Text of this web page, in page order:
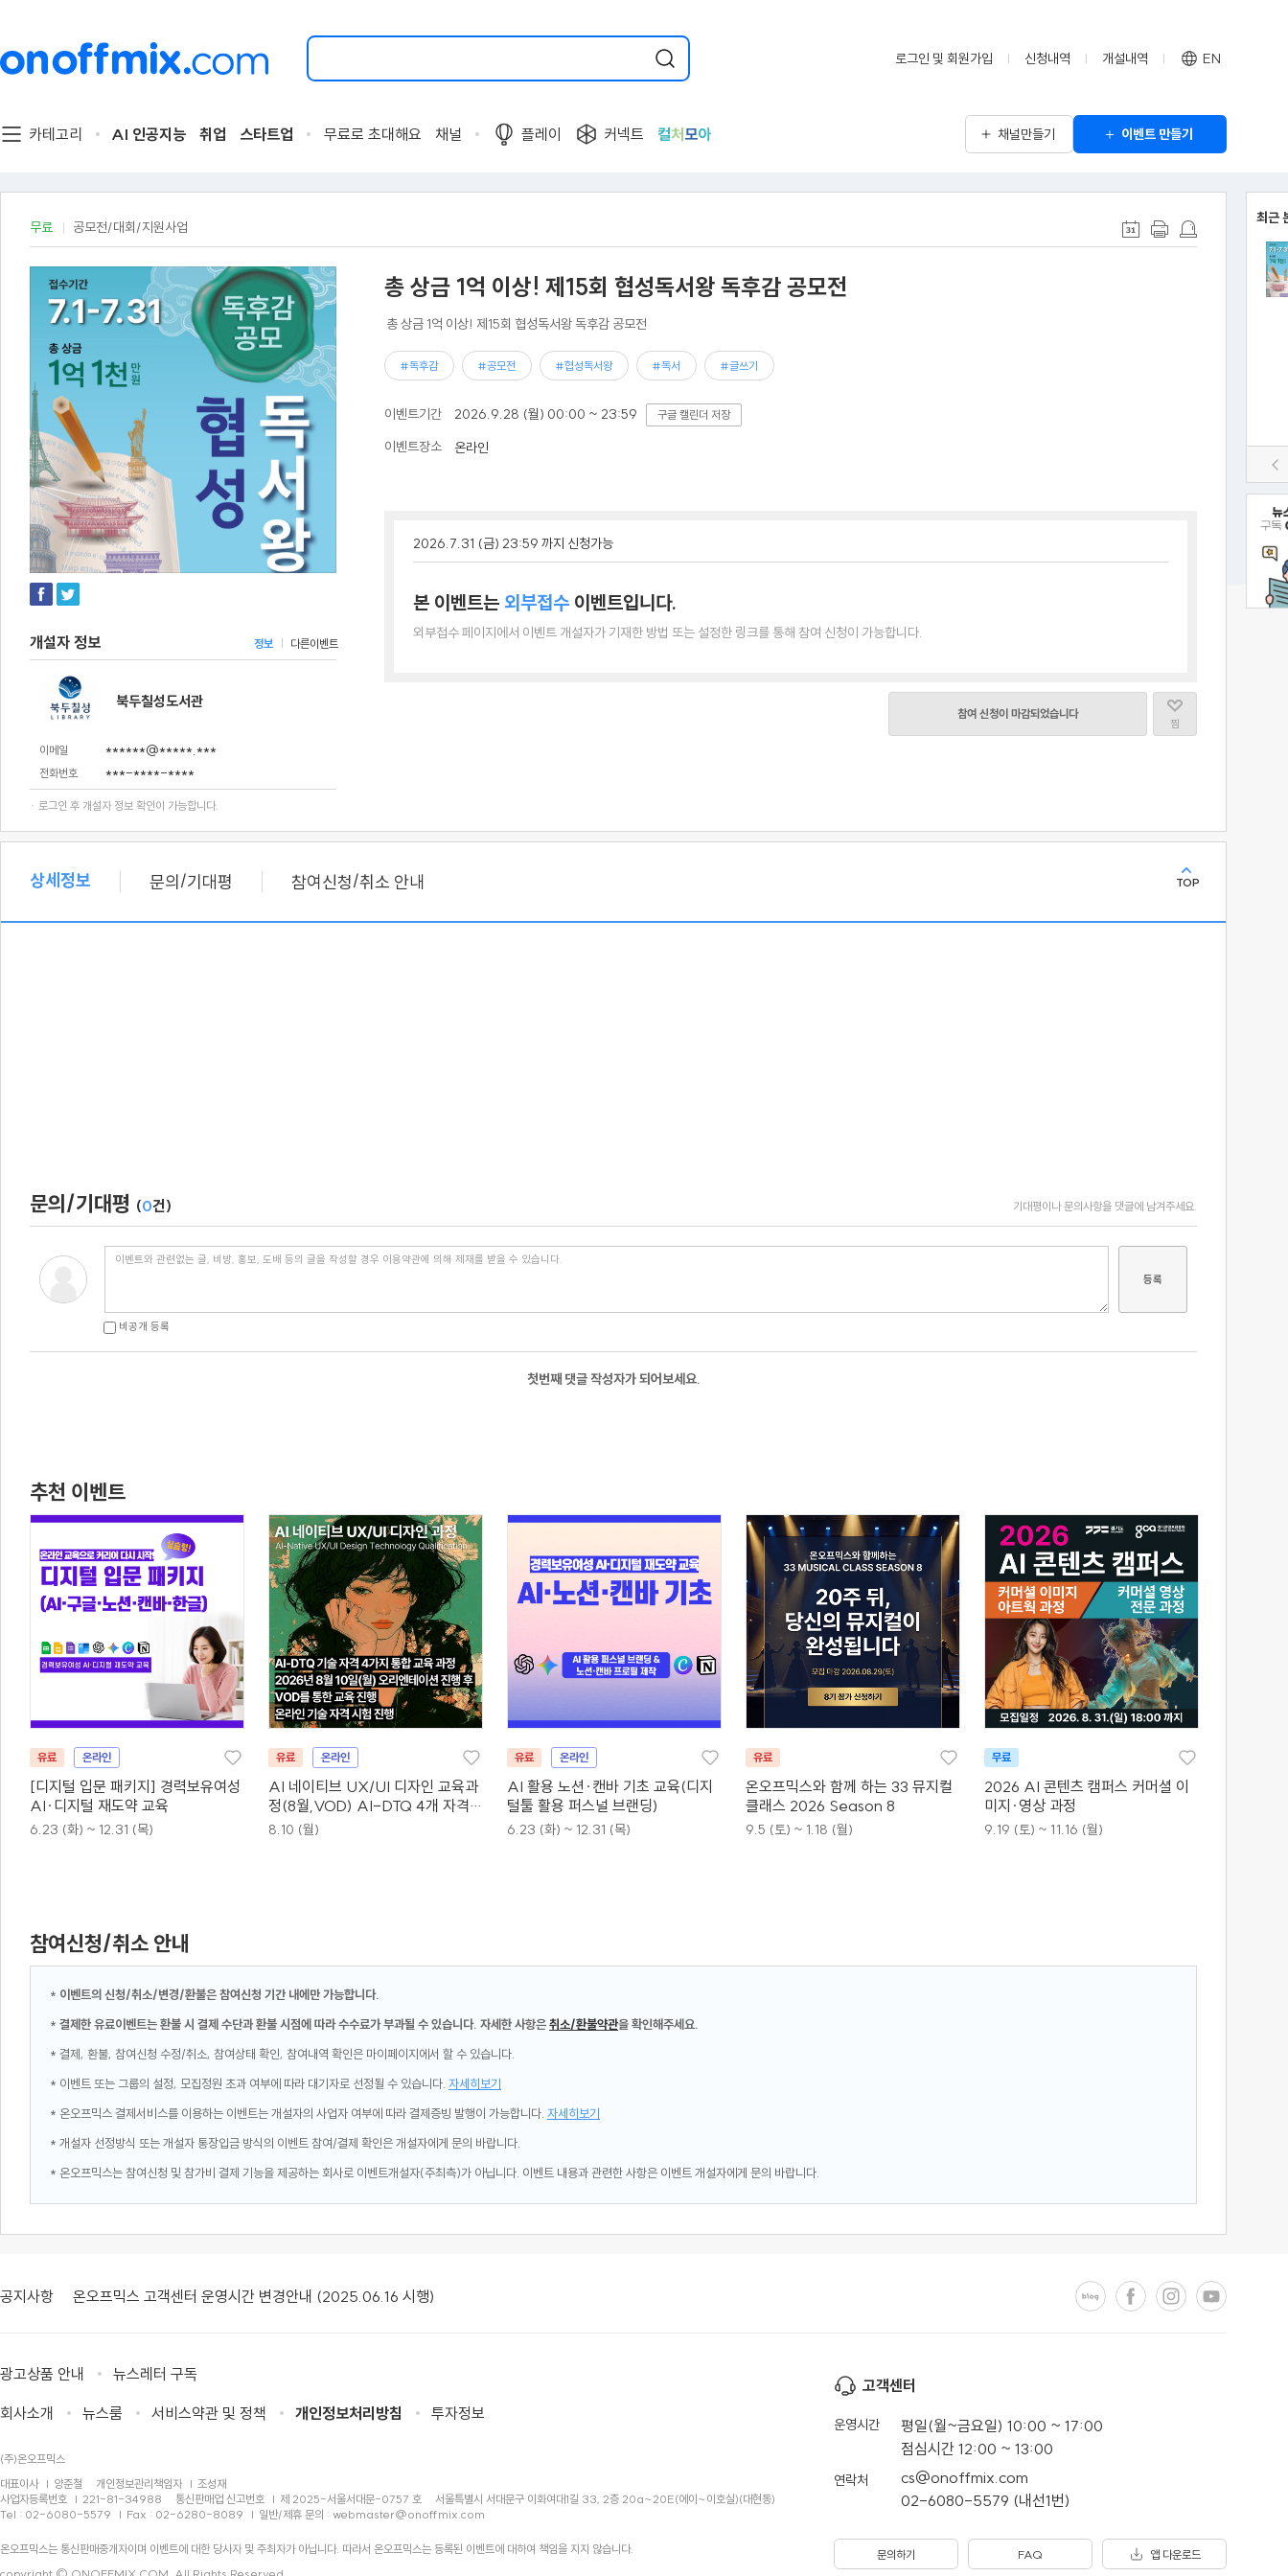
검
할
트
해
요.
로그인 및 회원가입 신청내역 개설내역 EN
카테고리 AI 인공지능 취업 스타트업 무료로 초대해요 채널 플레이 커넥트 컬처 모아 채널만들기 이벤트 만들기
최근
무료 공모전/대회/지원사업
개설자 정보 정보 다른이벤트
북두칠성도서관
이메일 ******@*****.***
전화번호 ***-****-****
· 로그인 후 개설자 정보 확인이 가능합니다.
총 상금 1억 이상! 제15회 협성독서왕 독후감 공모전
총 상금 1억 이상! 제15회 협성독서왕 독후감 공모전
#독후감 #공모전 #협성독서왕 #독서 #글쓰기
이벤트기간 2026.9.28 (월) 00:00 ~ 23:59 구글 캘린더 저장
이벤트장소 온라인
2026.7.31 (금) 23:59 까지 신청가능
본 이벤트는 외부접수 이벤트입니다.
외부접수 페이지에서 이벤트 개설자가 기재한 방법 또는 설정한 링크를 통해 참여 신청이 가능합니다.
찜
참여 신청이 마감되었습니다
상세정보 문의/기대평 참여신청/취소 안내 TOP
문의/기대평 (0건) 기대평이나 문의사항을 댓글에 남겨주세요.
비공개 등록
첫번째 댓글 작성자가 되어보세요.
추천 이벤트
유료 온라인
[디지털 입문 패키지] 경력보유여성
AI·디지털 재도약 교육
6.23 (화) ~ 12.31 (목)
유료 온라인
AI 네이티브 UX/UI 디자인 교육과
정(8월,VOD) AI-DTQ 4개 자격증
동시취득
8.10 (월)
유료 온라인
AI 활용 노션·캔바 기초 교육(디지
털툴 활용 퍼스널 브랜딩)
6.23 (화) ~ 12.31 (목)
유료
온오프믹스와 함께 하는 33 뮤지컬
클래스 2026 Season 8
9.5 (토) ~ 1.18 (월)
무료
2026 AI 콘텐츠 캠퍼스 커머셜 이
미지·영상 과정
9.19 (토) ~ 11.16 (월)
참여신청/취소 안내
* 이벤트의 신청/취소/변경/환불은 참여신청 기간 내에만 가능합니다.
* 결제한 유료이벤트는 환불 시 결제 수단과 환불 시점에 따라 수수료가 부과될 수 있습니다. 자세한 사항은취소/환불약관을 확인해주세요.
* 결제, 환불, 참여신청 수정/취소, 참여상태 확인, 참여내역 확인은 마이페이지에서 할 수 있습니다.
* 이벤트 또는 그룹의 설정, 모집정원 초과 여부에 따라 대기자로 선정될 수 있습니다. 자세히보기
* 온오프믹스 결제서비스를 이용하는 이벤트는 개설자의 사업자 여부에 따라 결제증빙 발행이 가능합니다. 자세히보기
* 개설자 선정방식 또는 개설자 통장입금 방식의 이벤트 참여/결제 확인은 개설자에게 문의 바랍니다.
* 온오프믹스는 참여신청 및 참가비 결제 기능을 제공하는 회사로 이벤트개설자(주최측)가 아닙니다. 이벤트 내용과 관련한 사항은 이벤트 개설자에게 문의 바랍니다.
공지사항 온오프믹스 고객센터 운영시간 변경안내 (2025.06.16 시행)
광고상품 안내 뉴스레터 구독
회사소개 뉴스룸 서비스약관 및 정책 개인정보처리방침 투자정보
(주)온오프믹스
대표이사
양준철 개인정보관리책임자
조성재
사업자등록번호
221-81-34988 통신판매업 신고번호 제 2025-서울서대문-0757 호
서울특별시 서대문구 이화여대1길 33, 2층 20a~20E(에이~이호실)(대현동)
Tel : 02-6080-5579
Fax : 02-6280-8089 일반/제휴 문의 : webmaster@onoffmix.com
온오프믹스는 통신판매중개자이며 이벤트에 대한 당사자 및 주최자가 아닙니다. 따라서 온오프믹스는 등록된 이벤트에 대하여 책임을 지지 않습니다.
고객센터
운영시간
평일(월~금요일) 10:00 ~ 17:00
점심시간 12:00 ~ 13:00
연락처
cs@onoffmix.com
02-6080-5579 (내선1번)
문의하기 FAQ 앱 다운로드